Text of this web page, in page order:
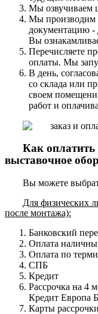
Мы озвучиваем
Мы производим
документацию -
Вы
Перечисляете
оплаты. Мы
В день,
со склада или
своем
работ и
Как оплатить
выставочное
Вы можете
Для физических
после монтажа):
Банковский
Оплата
Оплата по
СПБ
Кредит
Рассрочка на 4
Кредит Европа
Карты рассрочки